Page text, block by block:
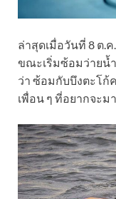
ล่าสุดเมื่อวันที่ 8 ต.
ขณะเริ่มซ้อมว่ายน้
ว่า ซ้อมกับบึงตะโก้
เพื่อน ๆ ที่อยากจะ